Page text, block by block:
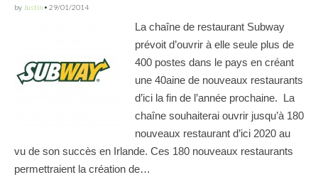
by Justin • 29/01/2014
La chaîne de restaurant Subway
prévoit d’ouvrir à elle seule plus de
400 postes dans le pays en créant
une 40aine de nouveaux restaurants
d’ici la fin de l’année prochaine. La
chaîne souhaiterai ouvrir jusqu’à 180
nouveaux restaurant d’ici 2020 au
vu de son succès en Irlande. Ces 180 nouveaux restaurants
permettraient la création de…